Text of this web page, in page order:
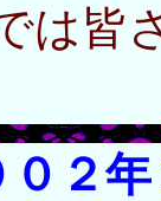
は皆
２年